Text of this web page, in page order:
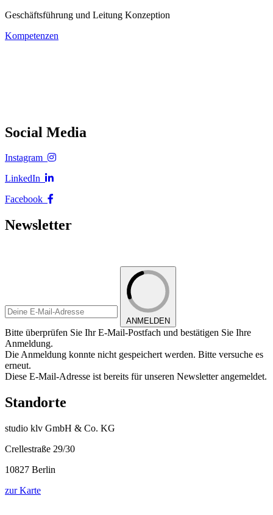
Geschäftsführung und Leitung Konzeption
Kompetenzen
Social Media
Instagram
LinkedIn
Facebook
Newsletter
ANMELDEN
Bitte überprüfen Sie Ihr E-Mail-Postfach und bestätigen Sie Ihre
Anmeldung.
Die Anmeldung konnte nicht gespeichert werden. Bitte versuche es
erneut.
Diese E-Mail-Adresse ist bereits für unseren Newsletter angemeldet.
Standorte
studio klv GmbH & Co. KG
Crellestraße 29/30
10827 Berlin
zur Karte